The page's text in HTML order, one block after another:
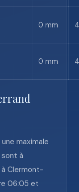
0 mm
0 mm
maximale
à
Clermont-
06:05 et